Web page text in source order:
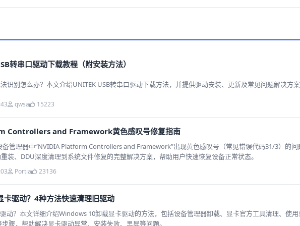
转串口驱动下载教程（附安装方法）
识别怎么办？本文介绍UNITEK USB转串口驱动下载方法，并提供驱动安装、更新及常见问题解决方案
qwsa 15223
Controllers and Framework黄色感叹号修复指南
管理器中“NVIDIA Platform Controllers and Framework”出现黄色感叹号（常见错误代码31/3）的问
装、DDU深度清理到系统文件修复的完整解决方案，帮助用户快速恢复设备正常状态。
Portia 23136
驱动？4种方法快速清理旧驱动
动？本文详细介绍Windows 10卸载显卡驱动的方法，包括设备管理器卸载、显卡官方工具清理、使
骤，帮助解决显卡驱动异常、安装失败、黑屏等问题。